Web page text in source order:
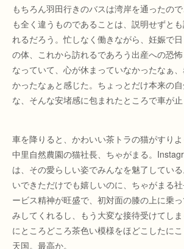
もちろん羽田行きのバスは湾岸を通ったの
も全く違うものであることは、説明せずと
れるだろう。忙しなく働きながら、妊娠で
の体、これから訪れるであろう出産への恐
なっていて、心が休まっていなかったなぁ
かったなぁと感じた。ちょっとだけ本来の
な、そんな安堵感に包まれたところで車が止
車を降りると、かわいい茶トラの猫がすり
中里自然農園の猫社長、ちゃがまる。
は、その愛らしい姿でみんなを魅了してい
いできただけでも嬉しいのに、ちゃがまる
ービス精神が旺盛で、初対面の膝の上に乗
みしてくれるし、もう大変な接待受けてし
にところどころ茶色い模様をほどこしたに
天国。最高か。